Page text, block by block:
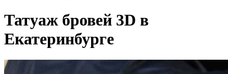
Татуаж бровей 3D в
Екатеринбурге